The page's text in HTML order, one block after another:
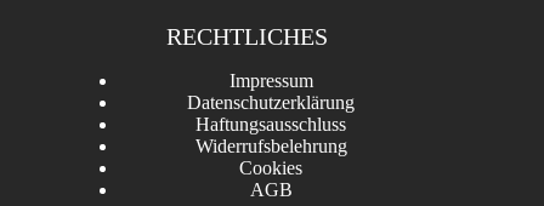
RECHTLICHES
Impressum
Datenschutzerklärung
Haftungsausschluss
Widerrufsbelehrung
Cookies
AGB